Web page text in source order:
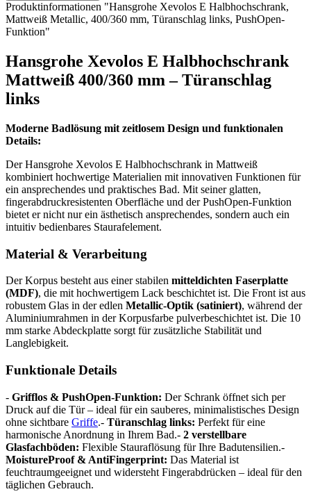
Produktinformationen "Hansgrohe Xevolos E Halbhochschrank,
Mattweiß Metallic, 400/360 mm, Türanschlag links, PushOpen-
Funktion"
Hansgrohe Xevolos E Halbhochschrank
Mattweiß 400/360 mm – Türanschlag
links
Moderne Badlösung mit zeitlosem Design und funktionalen
Details:
Der Hansgrohe Xevolos E Halbhochschrank in Mattweiß
kombiniert hochwertige Materialien mit innovativen Funktionen für
ein ansprechendes und praktisches Bad. Mit seiner glatten,
fingerabdruckresistenten Oberfläche und der PushOpen-Funktion
bietet er nicht nur ein ästhetisch ansprechendes, sondern auch ein
intuitiv bedienbares Staurafelement.
Material & Verarbeitung
Der Korpus besteht aus einer stabilen mitteldichten Faserplatte
(MDF), die mit hochwertigem Lack beschichtet ist. Die Front ist aus
robustem Glas in der edlen Metallic-Optik (satiniert), während der
Aluminiumrahmen in der Korpusfarbe pulverbeschichtet ist. Die 10
mm starke Abdeckplatte sorgt für zusätzliche Stabilität und
Langlebigkeit.
Funktionale Details
- Grifflos & PushOpen-Funktion: Der Schrank öffnet sich per
Druck auf die Tür – ideal für ein sauberes, minimalistisches Design
ohne sichtbare Griffe.- Türanschlag links: Perfekt für eine
harmonische Anordnung in Ihrem Bad.- 2 verstellbare
Glasfachböden: Flexible Stauraflösung für Ihre Badutensilien.-
MoistureProof & AntiFingerprint: Das Material ist
feuchtraumgeeignet und widersteht Fingerabdrücken – ideal für den
täglichen Gebrauch.